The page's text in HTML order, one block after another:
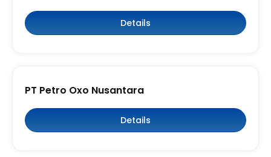
Details
PT Petro Oxo Nusantara
Details